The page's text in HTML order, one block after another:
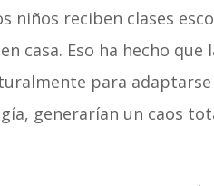
niños reciben clases
casa. Eso ha hecho que
para
generarían un caos